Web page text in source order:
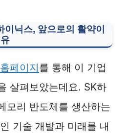
닉스, 앞으로의 활약이
페이지를 통해 이 기업
살펴보았는데요. SK하
모리 반도체를 생산하는
기술 개발과 미래를 내